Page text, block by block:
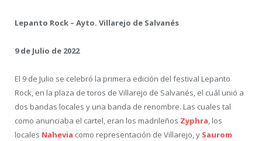
Lepanto Rock – Ayto. Villarejo de Salvanés
9 de Julio de 2022
El 9 de Julio se celebró la primera edición del festival Lepanto
Rock, en la plaza de toros de Villarejo de Salvanés, el cuál unió a
dos bandas locales y una banda de renombre. Las cuales tal
como anunciaba el cartel, eran los madrileños Zyphra, los
locales Nahevia como representación de Villarejo, y Saurom